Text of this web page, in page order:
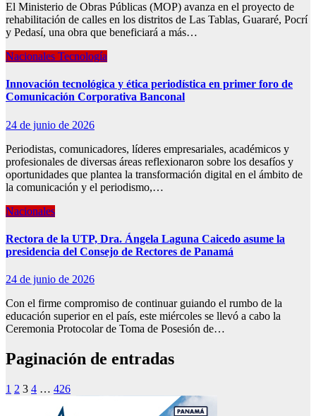
El Ministerio de Obras Públicas (MOP) avanza en el proyecto de
rehabilitación de calles en los distritos de Las Tablas, Guararé, Pocrí
y Pedasí, una obra que beneficiará a más…
Nacionales Tecnología
Innovación tecnológica y ética periodística en primer foro de
Comunicación Corporativa Banconal
24 de junio de 2026
Periodistas, comunicadores, líderes empresariales, académicos y
profesionales de diversas áreas reflexionaron sobre los desafíos y
oportunidades que plantea la transformación digital en el ámbito de
la comunicación y el periodismo,…
Nacionales
Rectora de la UTP, Dra. Ángela Laguna Caicedo asume la
presidencia del Consejo de Rectores de Panamá
24 de junio de 2026
Con el firme compromiso de continuar guiando el rumbo de la
educación superior en el país, este miércoles se llevó a cabo la
Ceremonia Protocolar de Toma de Posesión de…
Paginación de entradas
1 2 3 4 … 426